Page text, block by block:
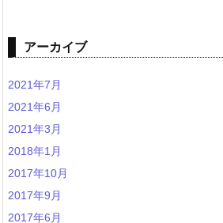
アーカイブ
2021年7月
2021年6月
2021年3月
2018年1月
2017年10月
2017年9月
2017年6月